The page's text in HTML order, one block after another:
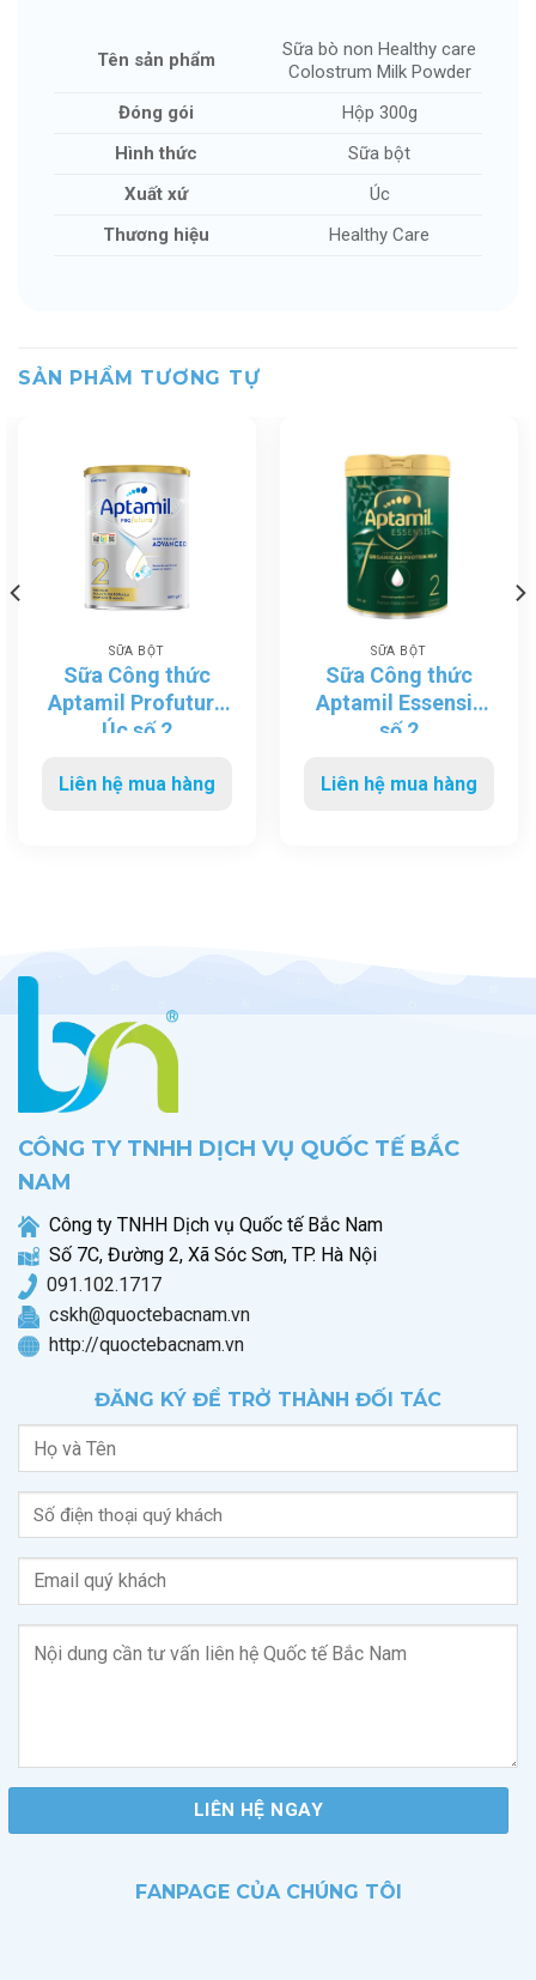
Tên sản phẩm
Sữa bò non Healthy care
Colostrum Milk Powder
Đóng gói
Hộp 300g
Hình thức
Sữa bột
Xuất xứ
Úc
Thương hiệu
Healthy Care
SẢN PHẨM TƯƠNG TỰ
SỮA BỘT
Sữa Công thức
Aptamil Profutura
Úc số 2
Liên hệ mua hàng
SỮA BỘT
Sữa Công thức
Aptamil Essensis
số 2
Liên hệ mua hàng
CÔNG TY TNHH DỊCH VỤ QUỐC TẾ BẮC
NAM
Công ty TNHH Dịch vụ Quốc tế Bắc Nam
Số 7C, Đường 2, Xã Sóc Sơn, TP. Hà Nội
091.102.1717
cskh@quoctebacnam.vn
http://quoctebacnam.vn
ĐĂNG KÝ ĐỂ TRỞ THÀNH ĐỐI TÁC
FANPAGE CỦA CHÚNG TÔI